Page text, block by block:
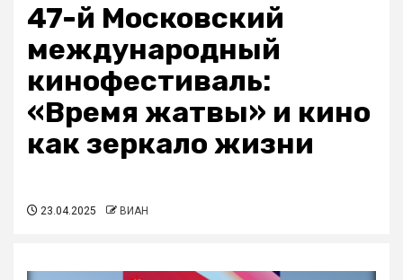
47-й Московский
международный
кинофестиваль:
«Время жатвы» и кино
как зеркало жизни
23.04.2025 ВИАН